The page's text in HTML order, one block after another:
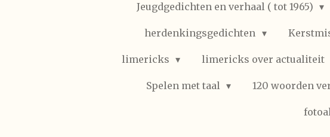
Jeugdgedichten en verhaal ( tot 1965)
herdenkingsgedichten
limericks limericks over actualiteit
Spelen met taal 120 woorden